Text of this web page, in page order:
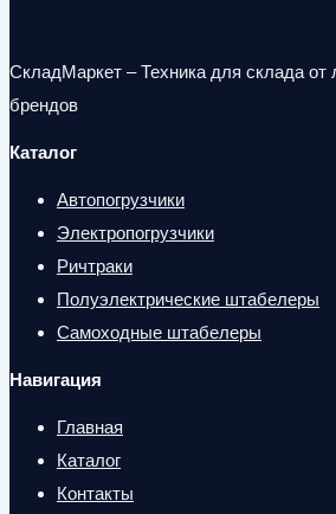
СкладМаркет – Техника для склада
брендов
Каталог
Автопогрузчики
Электропогрузчики
Ричтраки
Полуэлектрические штабелеры
Самоходные штабелеры
Навигация
Главная
Каталог
Контакты